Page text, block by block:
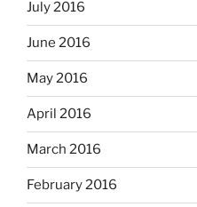
July 2016
June 2016
May 2016
April 2016
March 2016
February 2016